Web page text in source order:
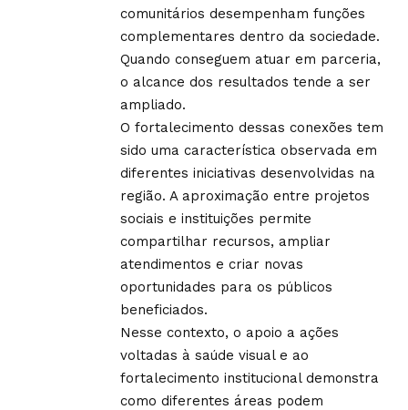
comunitários desempenham funções
complementares dentro da sociedade.
Quando conseguem atuar em parceria,
o alcance dos resultados tende a ser
ampliado.
O fortalecimento dessas conexões tem
sido uma característica observada em
diferentes iniciativas desenvolvidas na
região. A aproximação entre projetos
sociais e instituições permite
compartilhar recursos, ampliar
atendimentos e criar novas
oportunidades para os públicos
beneficiados.
Nesse contexto, o apoio a ações
voltadas à saúde visual e ao
fortalecimento institucional demonstra
como diferentes áreas podem